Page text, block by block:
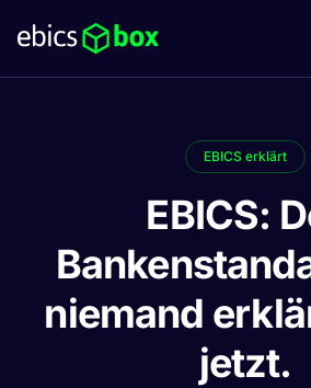
EBICS erklärt
EBICS:
niemand
jetzt.